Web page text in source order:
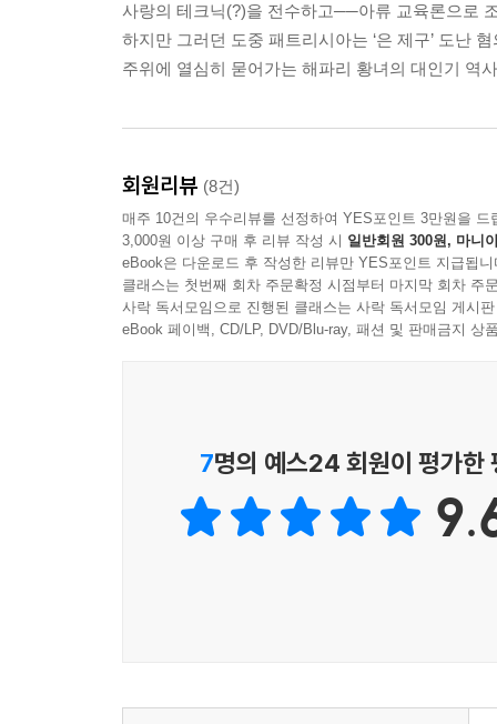
99일 뒤에 돌아오는 벨
누나들의 타산적인 우정
사랑의 테크닉(?)을 전수하고──아류 교육론으로
하지만 그러던 도중 패트리시아는 ‘은 제구’ 도난
주위에 열심히 묻어가는 해파리 황녀의 대인기 역
회원리뷰 (8건)
매주 10건의 우수리뷰를 선정하여 YES포인트 3만원을 드
3,000원 이상 구매 후 리뷰 작성 시 일반회원 300원, 마니
eBook은 다운로드 후 작성한 리뷰만 YES포인트 지급됩니
클래스는 첫번째 회차 주문확정 시점부터 마지막 회차 주
사락 독서모임으로 진행된 클래스는 사락 독서모임 게시
eBook 페이백, CD/LP, DVD/Blu-ray, 패션 및 판매금지 상
7명의 예스24 회원이 평가한